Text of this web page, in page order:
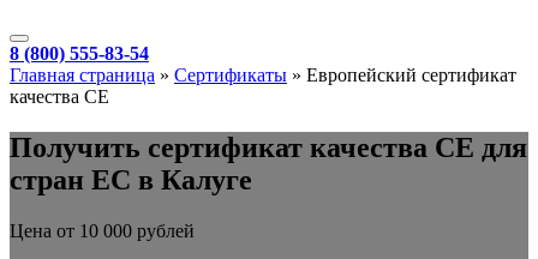
8 (800) 555-83-54
Главная страница » Сертификаты » Европейский сертификат
качества СЕ
Получить сертификат качества СЕ для
стран ЕС в Калуге
Цена от 10 000 рублей